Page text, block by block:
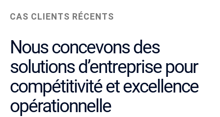
CAS CLIENTS RÉCENTS
Nous concevons des
solutions d’entreprise pour
compétitivité et excellence
opérationnelle